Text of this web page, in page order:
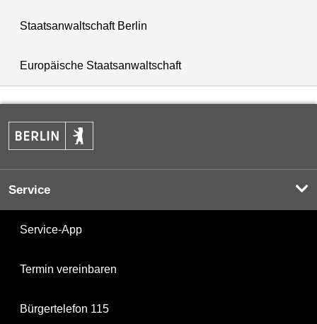
Staatsanwaltschaft Berlin
Europäische Staatsanwaltschaft
Service
Service-App
Termin vereinbaren
Bürgertelefon 115